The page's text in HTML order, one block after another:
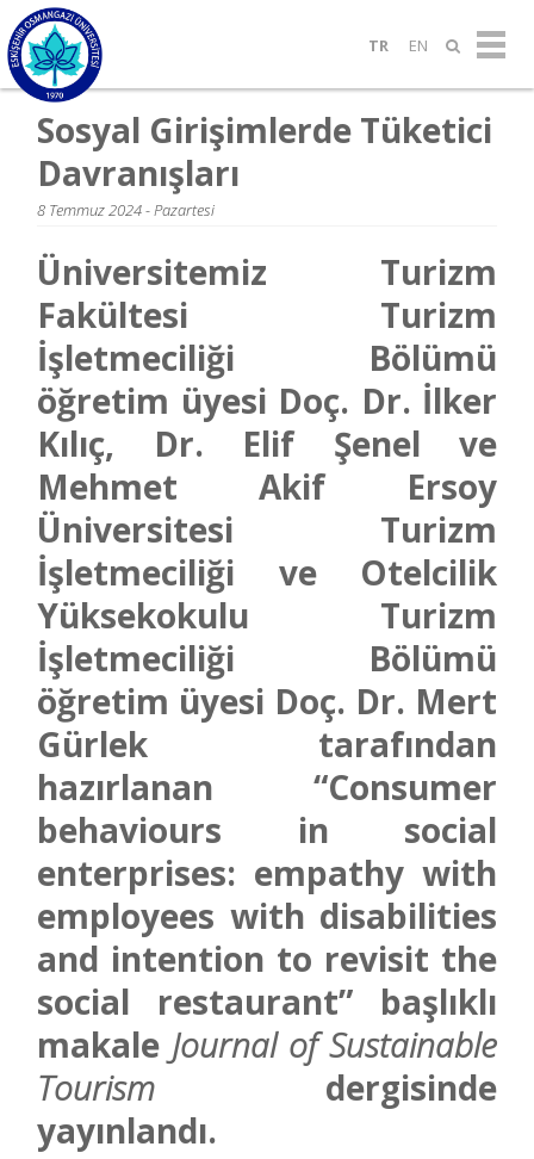
TR EN
Sosyal Girişimlerde Tüketici
Davranışları
8 Temmuz 2024 - Pazartesi
Üniversitemiz Turizm
Fakültesi Turizm
İşletmeciliği Bölümü
öğretim üyesi Doç. Dr. İlker
Kılıç, Dr. Elif Şenel ve
Mehmet Akif Ersoy
Üniversitesi Turizm
İşletmeciliği ve Otelcilik
Yüksekokulu Turizm
İşletmeciliği Bölümü
öğretim üyesi Doç. Dr. Mert
Gürlek tarafından
hazırlanan “Consumer
behaviours in social
enterprises: empathy with
employees with disabilities
and intention to revisit the
social restaurant” başlıklı
makale Journal of Sustainable
Tourism dergisinde
yayınlandı.